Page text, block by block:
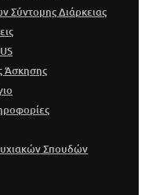
Σύντομης Διάρκειας
Άσκησης
Σπουδών